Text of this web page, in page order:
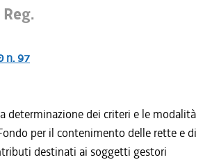
n. 97
determinazione dei criteri e le modalità
per il contenimento delle rette e di
destinati ai soggetti gestori